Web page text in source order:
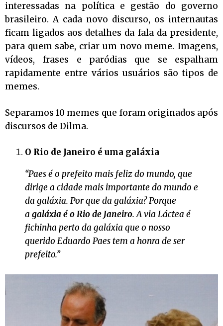
interessadas na política e gestão do governo
brasileiro. A cada novo discurso, os internautas
ficam ligados aos detalhes da fala da presidente,
para quem sabe, criar um novo meme. Imagens,
vídeos, frases e paródias que se espalham
rapidamente entre vários usuários são tipos de
memes.
Separamos 10 memes que foram originados após
discursos de Dilma.
O Rio de Janeiro é uma galáxia
“Paes é o prefeito mais feliz do mundo, que
dirige a cidade mais importante do mundo e
da galáxia. Por que da galáxia? Porque
a galáxia é o Rio de Janeiro. A via Láctea é
fichinha perto da galáxia que o nosso
querido Eduardo Paes tem a honra de ser
prefeito.”